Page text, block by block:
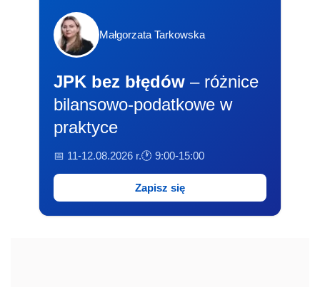
Małgorzata Tarkowska
JPK bez błędów – różnice
bilansowo-podatkowe w
praktyce
📅 11-12.08.2026 r.🕐 9:00-15:00
Zapisz się